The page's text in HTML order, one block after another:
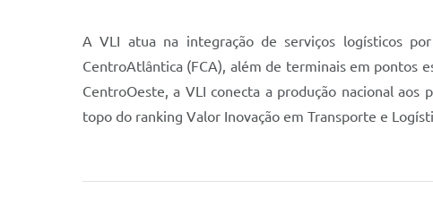
A VLI atua na integração de serviços logísticos
CentroAtlântica (FCA), além de terminais em pontos
CentroOeste, a VLI conecta a produção nacional
topo do ranking Valor Inovação em Transporte e